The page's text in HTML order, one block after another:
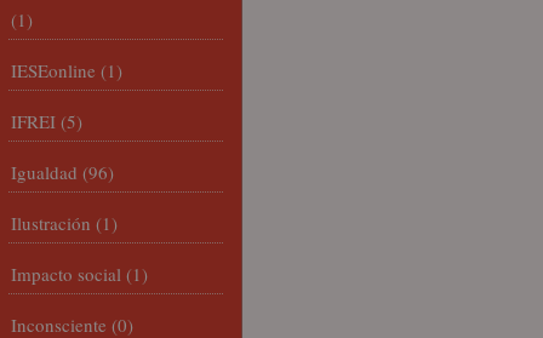
(1)
IESEonline (1)
IFREI (5)
Igualdad (96)
Ilustración (1)
Impacto social (1)
Inconsciente (0)